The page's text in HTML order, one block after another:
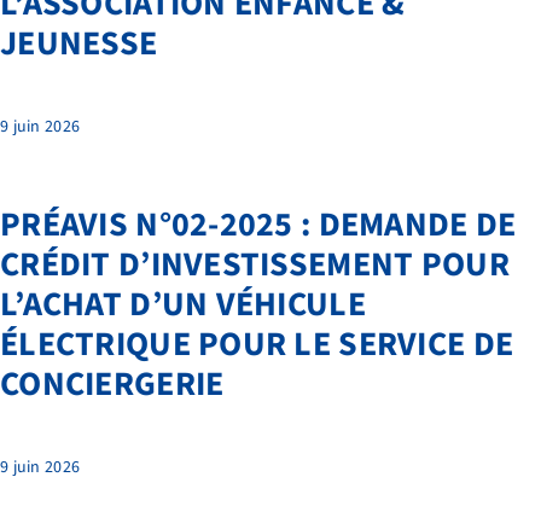
NOS PRESTATIONS
TRANSPORTS
JEUNESSE
9 juin 2026
PRÉAVIS N°02-2025 : DEMANDE DE
CRÉDIT D’INVESTISSEMENT POUR
L’ACHAT D’UN VÉHICULE
ÉLECTRIQUE POUR LE SERVICE DE
CONCIERGERIE
9 juin 2026